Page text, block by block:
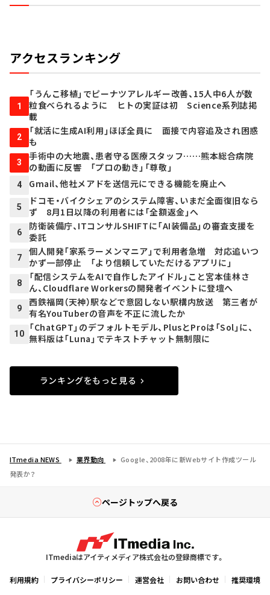
アクセスランキング
1
「うんこ移植」でピーナツアレルギー改善、15人中6人が数
粒食べられるように ヒトの実証は初 Science系列誌掲
載
2
「就活に生成AI利用」ほぼ全員に 面接で内容追及され困惑
も
3
手術中の大地震、患者守る医療スタッフ……熊本総合病院
の動画に反響 「プロの動き」「尊敬」
4 Gmail、他社メアドを送信元にできる機能を廃止へ
5
ドコモ・バイクシェアのシステム障害、いまだ全面復旧なら
ず 8月1日以降の利用者には「全額返金」へ
6
防衛装備庁、ITコンサルSHIFTに「AI装備品」の審査支援を
委託
7
個人開発「家系ラーメンマニア」で利用者急増 対応追いつ
かず一部停止 「より信頼していただけるアプリに」
8
「配信システムをAIで自作したアイドル」こと宮本佳林さ
ん、Cloudflare Workersの開発者イベントに登壇へ
9
西鉄福岡（天神）駅などで意図しない駅構内放送 第三者が
有名YouTuberの音声を不正に流したか
10
「ChatGPT」のデフォルトモデル、PlusとProは「Sol」に、
無料版は「Luna」でテキストチャット無制限に
ランキングをもっと見る
ITmedia NEWS 業界動向
Google、2008年に新Webサイト作成ツール
発表か？
ページトップへ戻る
ITmediaはアイティメディア株式会社の登録商標です。
利用規約 プライバシーポリシー 運営会社 お問い合わせ 推奨環境